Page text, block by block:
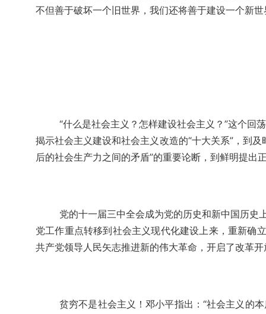
不但善于破坏一个旧世界，我们还将善于建设一个新世
“什么是社会主义？怎样建设社会主义？”这个回
揭示社会主义建设和社会主义改造的“十大关系”，到
后的社会生产力之间的矛盾”的重要论断，到鲜明提
党的十一届三中全会成为党的历史和新中国历史
党工作重点转移到社会主义现代化建设上来，重新
共产党领导人民矢志推进新的伟大革命，开启了改革
贫穷不是社会主义！邓小平指出：“社会主义的